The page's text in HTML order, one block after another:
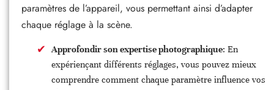
paramètres de l’appareil, vous permettant ainsi d’adapter
chaque réglage à la scène.
Approfondir son expertise photographique: En
expériençant différents réglages, vous pouvez mieux
comprendre comment chaque paramètre influence vos